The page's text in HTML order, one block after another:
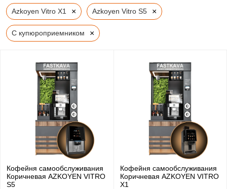
Azkoyen Vitro X1 × Azkoyen Vitro S5 ×
С купюроприемником ×
Кофейня самообслуживания
Коричневая AZKOYEN VITRO
S5
Кофейня самообслуживания
Коричневая AZKOYEN VITRO
X1